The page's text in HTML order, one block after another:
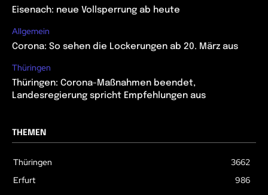
Eisenach: neue Vollsperrung ab heute
Allgemein
Corona: So sehen die Lockerungen ab 20. März aus
Thüringen
Thüringen: Corona-Maßnahmen beendet,
Landesregierung spricht Empfehlungen aus
THEMEN
Thüringen
3662
Erfurt
986